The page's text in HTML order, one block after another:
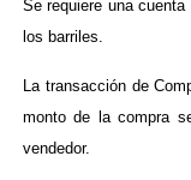
Se requiere una
los barriles.
La transacción de
monto de la compra
vendedor.